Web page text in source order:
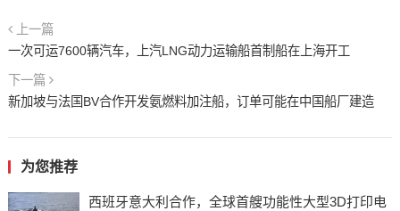
上一篇
一次可运7600辆汽车，上汽LNG动力运输船首制船在上海开工
下一篇
新加坡与法国BV合作开发氨燃料加注船，订单可能在中国船厂建造
为您推荐
西班牙意大利合作，全球首艘功能性大型3D打印电